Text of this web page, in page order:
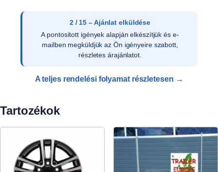
3 / 15 – Ajánlat elfogadása
Az ajánlat írásos elfogadását követően ellenőrizzük
a vevői adatokat, és rendelését rögzítjük
rendszerünkben.
A teljes rendelési folyamat részletesen →
Tartozékok